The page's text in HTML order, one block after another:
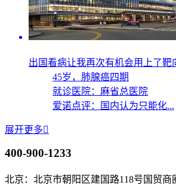
出国看病让我再次有机会用上了靶
45岁， 肺腺癌四期
就诊医院：麻省总医院
爱诺点评：国内认为只能化...
展开更多
400-900-1233
北京：北京市朝阳区建国路118号国贸商